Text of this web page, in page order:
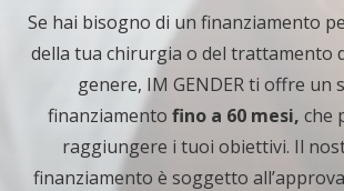
Se hai bisogno di un finanziamento
della tua chirurgia o del trattamento
genere, IM GENDER ti offre un
finanziamento fino a 60 mesi, che
raggiungere i tuoi obiettivi. Il
finanziamento è soggetto